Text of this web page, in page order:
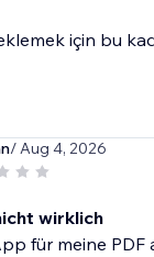
için bu
/ Aug 4, 2026
wirklich
für meine PDF